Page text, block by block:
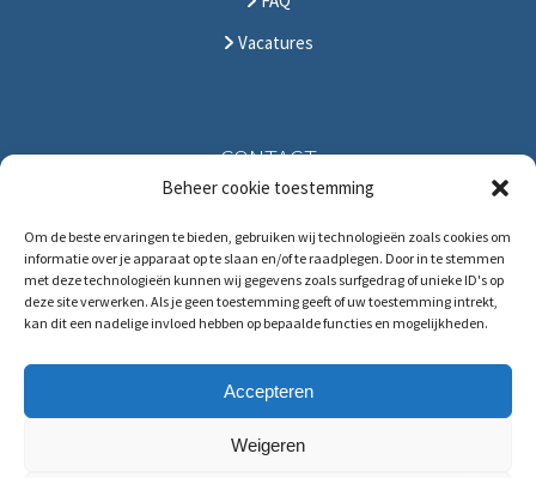
Beheer cookie toestemming
Om de beste ervaringen te bieden, gebruiken wij technologieën zoals cookies om
informatie over je apparaat op te slaan en/of te raadplegen. Door in te stemmen
met deze technologieën kunnen wij gegevens zoals surfgedrag of unieke ID's op
deze site verwerken. Als je geen toestemming geeft of uw toestemming intrekt,
kan dit een nadelige invloed hebben op bepaalde functies en mogelijkheden.
Accepteren
Weigeren
Vacatures
CONTACT
1096 DS Amsterdam
The Netherlands
T:+31 (0)88 88 321 88